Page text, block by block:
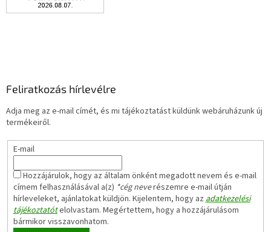
Feliratkozás hírlevélre
Adja meg az e-mail címét, és mi tájékoztatást küldünk webáruházunk új
termékeiről.
E-mail
Hozzájárulok, hogy az általam önként megadott nevem és e-mail
címem felhasználásával a(z) *cég neverészemre e-mail útján
hírleveleket, ajánlatokat küldjön. Kijelentem, hogy azadatkezelési
tájékoztatótelolvastam. Megértettem, hogy a hozzájárulásom
bármikor visszavonhatom.